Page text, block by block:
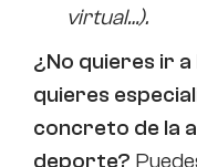
virtual…).
¿No quieres ir
quieres
concreto de la
deporte?